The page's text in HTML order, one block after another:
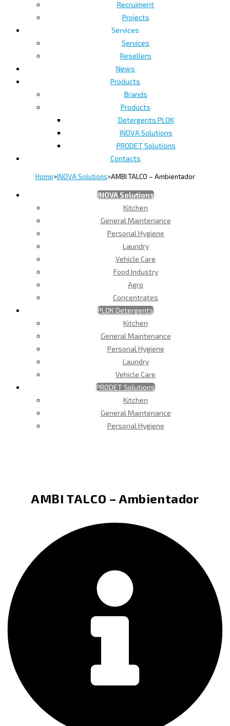
Recruiment
Projects
Services
Services
Resellers
News
Products
Brands
Products
Detergents PLOK
INOVA Solutions
PRODET Solutions
Contacts
Home>INOVA Solutions>AMBI TALCO – Ambientador
INOVA Solutions
Kitchen
General Maintenance
Personal Hygiene
Laundry
Vehicle Care
Food Industry
Agro
Concentrates
PLOK Detergents
Kitchen
General Maintenance
Personal Hygiene
Laundry
Vehicle Care
PRODET Solutions
Kitchen
General Maintenance
Personal Hygiene
AMBI TALCO – Ambientador